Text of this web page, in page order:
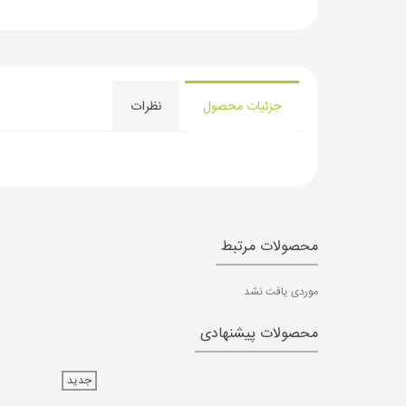
جزئیات محصول نظرات
محصولات مرتبط
موردی یافت نشد
محصولات پیشنهادی
جدید